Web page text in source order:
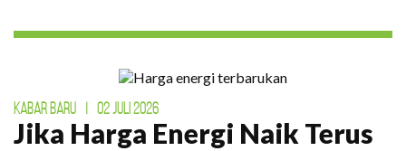
KABAR BARU 02 JULI 2026
Jika Harga Energi Naik Terus